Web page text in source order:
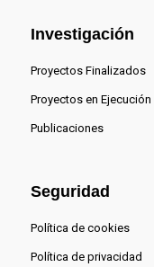
Investigación
Proyectos Finalizados
Proyectos en Ejecución
Publicaciones
Seguridad
Política de cookies
Política de privacidad